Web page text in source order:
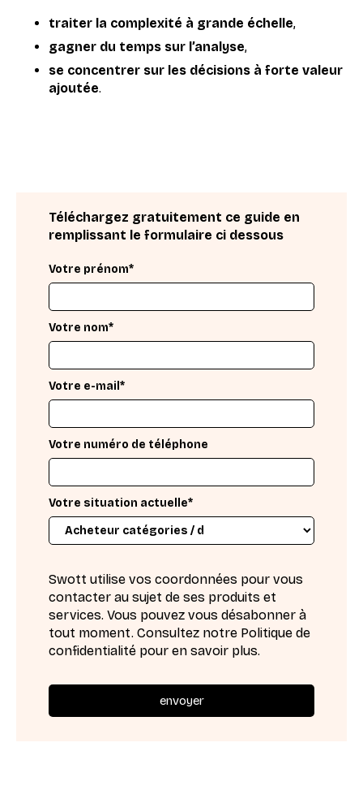
traiter la complexité à grande échelle,
gagner du temps sur l’analyse,
se concentrer sur les décisions à forte valeur
ajoutée.
Téléchargez gratuitement ce guide en
remplissant le formulaire ci dessous
Votre prénom*
Votre nom*
Votre e-mail*
Votre numéro de téléphone
Votre situation actuelle*
Swott utilise vos coordonnées pour vous
contacter au sujet de ses produits et
services. Vous pouvez vous désabonner à
tout moment. Consultez notre Politique de
confidentialité pour en savoir plus.